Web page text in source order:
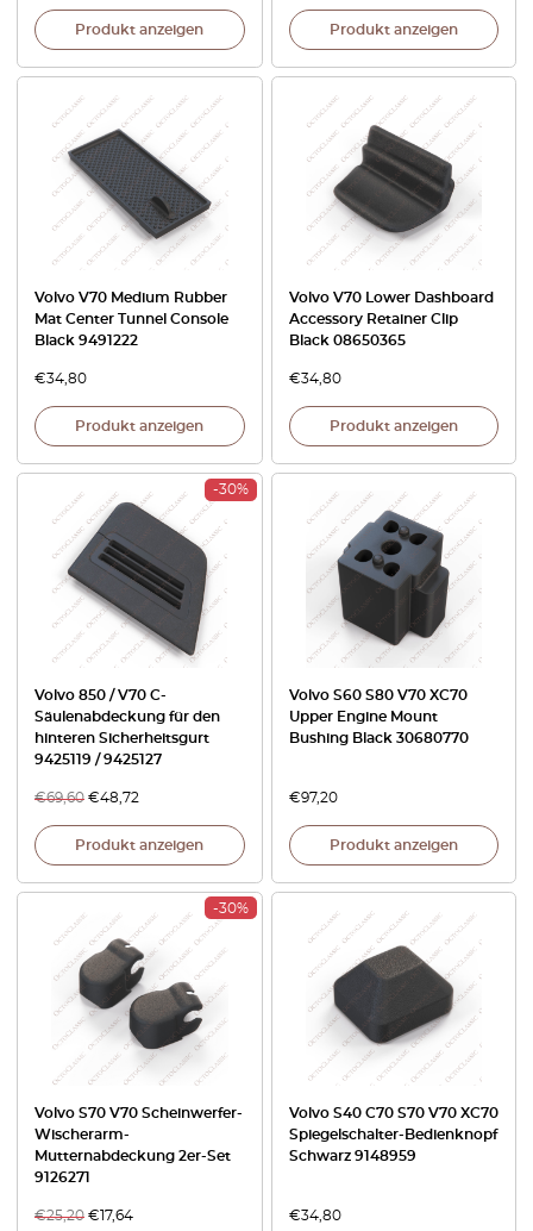
Produkt anzeigen Produkt anzeigen
Volvo V70 Medium Rubber
Mat Center Tunnel Console
Black 9491222
€34,80
Produkt anzeigen
Volvo V70 Lower Dashboard
Accessory Retainer Clip
Black 08650365
€34,80
Produkt anzeigen
-30%
Volvo 850 / V70 C-
Säulenabdeckung für den
hinteren Sicherheitsgurt
9425119 / 9425127
€69,60 €48,72
Produkt anzeigen
Volvo S60 S80 V70 XC70
Upper Engine Mount
Bushing Black 30680770
€97,20
Produkt anzeigen
-30%
Volvo S70 V70 Scheinwerfer-
Wischerarm-
Mutternabdeckung 2er-Set
9126271
€25,20 €17,64
Volvo S40 C70 S70 V70 XC70
Spiegelschalter-Bedienknopf
Schwarz 9148959
€34,80